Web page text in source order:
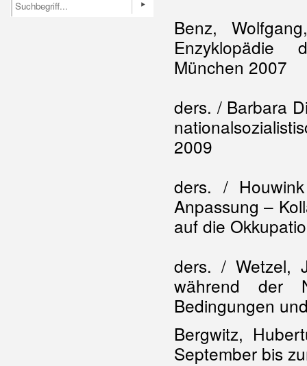
Benz,
Enzyklopädie
München 2007
ders. / Barbara
2009
ders. /
Anpassung –
auf die
ders. / Wetzel,
während der
Bedingungen
Bergwitz,
September bis